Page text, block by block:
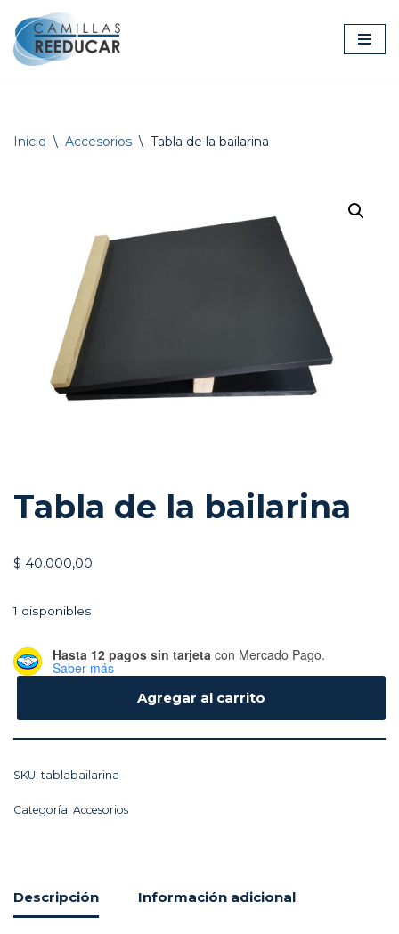
Ir
al
Inicio \ Accesorios \ Tabla de la bailarina
Tabla de la bailarina
$ 40.000,00
1 disponibles
Hasta 12 pagos sin tarjeta con Mercado Pago.
Saber más
Agregar al carrito
SKU: tablabailarina
Categoría: Accesorios
Descripción Información adicional